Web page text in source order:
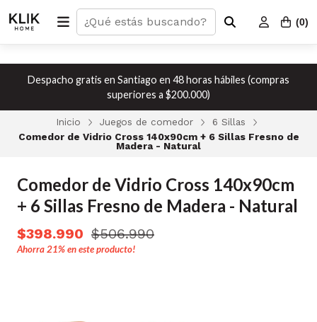
(0)
Despacho gratis en Santiago en 48 horas hábiles (compras
superiores a $200.000)
Inicio Juegos de comedor
6 Sillas
Comedor de Vidrio Cross 140x90cm + 6 Sillas Fresno de
Madera - Natural
Comedor de Vidrio Cross 140x90cm
+ 6 Sillas Fresno de Madera - Natural
$398.990 $506.990
Ahorra21%en este producto!